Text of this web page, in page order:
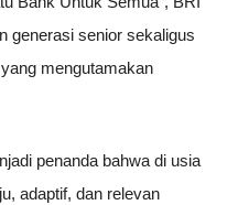
generasi senior sekaligus
mengutamakan
penanda bahwa di usia
adaptif, dan relevan